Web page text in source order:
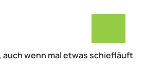
auch wenn mal etwas schiefläuft